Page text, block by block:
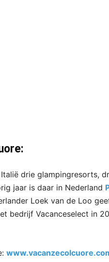
:
drie glampingresorts,
jaar is daar in Nederland
Loek van de Loo
bedrijf Vacanceselect in